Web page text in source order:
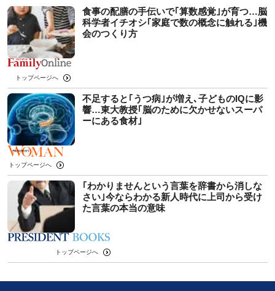
食事の配膳の手伝いで｢算数感覚｣が育つ…脳
科学者イチオシ｢家庭で数の概念に触れる｣機
会のつくり方
トップページへ
不足すると｢うつ病｣が増え､子どものIQに影
響…東大教授｢脳のために欠かせないスーパ
ーにある食材｣
トップページへ
｢わかりませんという言葉を辞書から消しな
さい｣今ならわかる新人時代に上司から受け
た言葉の本当の意味
トップページへ